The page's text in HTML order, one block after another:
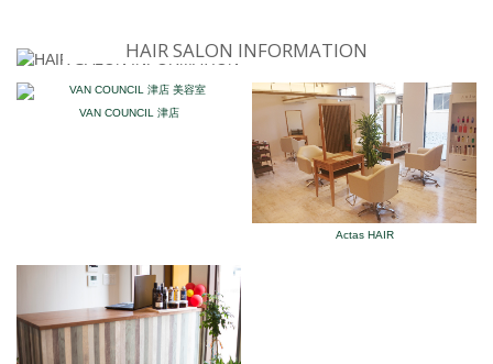
HAIR SALON INFORMATION
VAN COUNCIL 津店
Actas HAIR